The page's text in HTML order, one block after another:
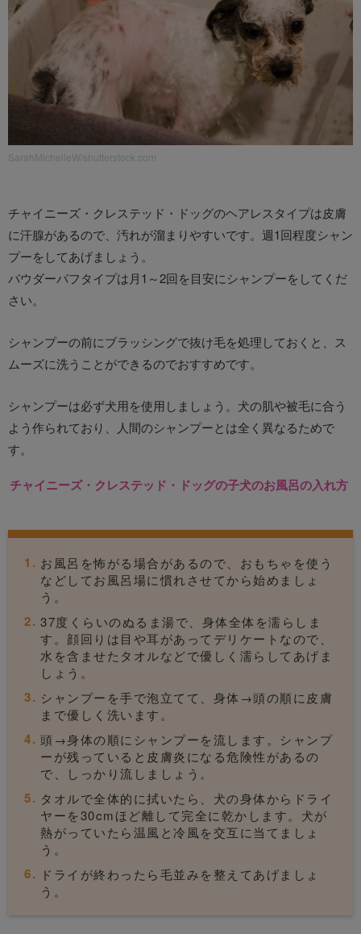
SarahMichelleW/shutterstock.com
チャイニーズ・クレステッド・ドッグのヘアレスタイプは皮膚
に汗腺があるので、汚れが溜まりやすいです。週1回程度シャン
プーをしてあげましょう。
パウダーパフタイプは月1～2回を目安にシャンプーをしてくだ
さい。
シャンプーの前にブラッシングで抜け毛を処理しておくと、ス
ムーズに洗うことができるのでおすすめです。
シャンプーは必ず犬用を使用しましょう。犬の肌や被毛に合う
よう作られており、人間のシャンプーとは全く異なるためで
す。
チャイニーズ・クレステッド・ドッグの子犬のお風呂の入れ方
お風呂を怖がる場合があるので、おもちゃを使う
などしてお風呂場に慣れさせてから始めましょ
う。
37度くらいのぬるま湯で、身体全体を濡らしま
す。顔回りは目や耳があってデリケートなので、
水を含ませたタオルなどで優しく濡らしてあげま
しょう。
シャンプーを手で泡立てて、身体→頭の順に皮膚
まで優しく洗います。
頭→身体の順にシャンプーを流します。シャンプ
ーが残っていると皮膚炎になる危険性があるの
で、しっかり流しましょう。
タオルで全体的に拭いたら、犬の身体からドライ
ヤーを30cmほど離して完全に乾かします。犬が
熱がっていたら温風と冷風を交互に当てましょ
う。
ドライが終わったら毛並みを整えてあげましょ
う。